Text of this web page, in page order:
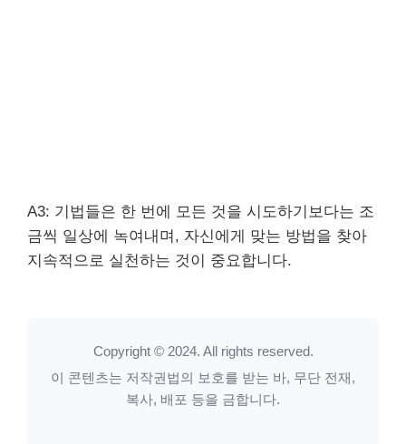
A3: 기법들은 한 번에 모든 것을 시도하기보다는 조
금씩 일상에 녹여내며, 자신에게 맞는 방법을 찾아
지속적으로 실천하는 것이 중요합니다.
Copyright © 2024. All rights reserved.
이 콘텐츠는 저작권법의 보호를 받는 바, 무단 전재,
복사, 배포 등을 금합니다.